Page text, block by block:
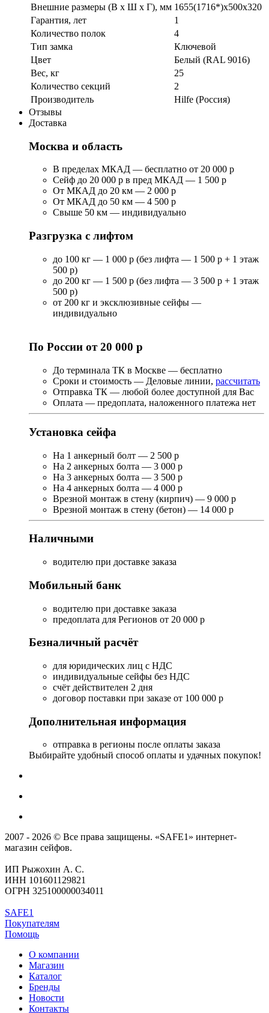
Внешние размеры (В х Ш х Г), мм 1655(1716*)x500x320
Гарантия, лет
1
Количество полок
4
Тип замка
Ключевой
Цвет
Белый (RAL 9016)
Вес, кг
25
Количество секций
2
Производитель
Hilfe (Россия)
Отзывы
Доставка
Москва и область
В пределах МКАД — бесплатно от 20 000 р
Сейф до 20 000 р в пред МКАД — 1 500 р
От МКАД до 20 км — 2 000 р
От МКАД до 50 км — 4 500 р
Свыше 50 км — индивидуально
Разгрузка с лифтом
до 100 кг — 1 000 р (без лифта — 1 500 р + 1 этаж
500 р)
до 200 кг — 1 500 р (без лифта — 3 500 р + 1 этаж
500 р)
от 200 кг и эксклюзивные сейфы —
индивидуально
По России от 20 000 р
До терминала ТК в Москве — бесплатно
Сроки и стоимость — Деловые линии, рассчитать
Отправка ТК — любой более доступной для Вас
Оплата — предоплата, наложенного платежа нет
Установка сейфа
На 1 анкерный болт — 2 500 р
На 2 анкерных болта — 3 000 р
На 3 анкерных болта — 3 500 р
На 4 анкерных болта — 4 000 р
Врезной монтаж в стену (кирпич) — 9 000 р
Врезной монтаж в стену (бетон) — 14 000 р
Наличными
водителю при доставке заказа
Мобильный банк
водителю при доставке заказа
предоплата для Регионов от 20 000 р
Безналичный расчёт
для юридических лиц с НДС
индивидуальные сейфы без НДС
счёт действителен 2 дня
договор поставки при заказе от 100 000 р
Дополнительная информация
отправка в регионы после оплаты заказа
Выбирайте удобный способ оплаты и удачных покупок!
2007 - 2026 © Все права защищены. «SAFE1» интернет-
магазин сейфов.
ИП Рыжохин А. С.
ИНН 101601129821
ОГРН 325100000034011
SAFE1
Покупателям
Помощь
О компании
Магазин
Каталог
Бренды
Новости
Контакты